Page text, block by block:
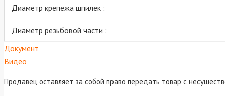
Диаметр крепежа шпилек :
Диаметр резьбовой части :
Документ
Видео
Продавец оставляет за собой право передать товар с